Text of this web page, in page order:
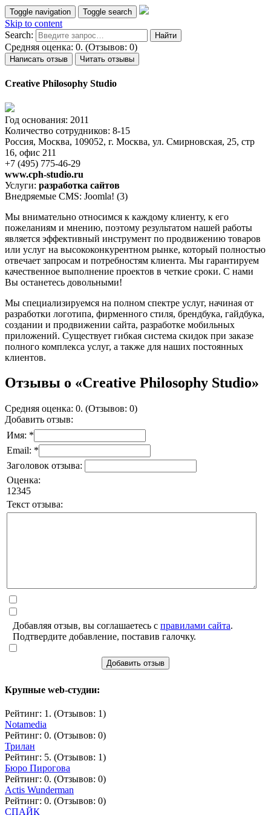
Toggle navigation Toggle search
Skip to content
Search:
Средняя оценка: 0. (Отзывов: 0)
Написать отзыв Читать отзывы
Creative Philosophy Studio
Год основания: 2011
Количество сотрудников: 8-15
Россия, Москва, 109052, г. Москва, ул. Смирновская, 25, стр
16, офис 211
+7 (495) 775-46-29
www.cph-studio.ru
Услуги: разработка сайтов
Внедряемые CMS: Joomla! (3)
Мы внимательно относимся к каждому клиенту, к его
пожеланиям и мнению, поэтому результатом нашей работы
является эффективный инструмент по продвижению товаров
или услуг на высококонкурентном рынке, который полностью
отвечает запросам и потребностям клиента. Мы гарантируем
качественное выполнение проектов в четкие сроки. С нами
Вы останетесь довольными!
Мы специализируемся на полном спектре услуг, начиная от
разработки логотипа, фирменного стиля, брендбука, гайдбука,
создании и продвижении сайта, разработке мобильных
приложений. Существует гибкая система скидок при заказе
полного комплекса услуг, а также для наших постоянных
клиентов.
Отзывы о «Creative Philosophy Studio»
Средняя оценка: 0. (Отзывов: 0)
Добавить отзыв:
Имя: *
Email: *
Заголовок отзыва:
Оценка:
1 2345
Текст отзыва:
Добавляя отзыв, вы соглашаетесь с правилами сайта.
Подтвердите добавление, поставив галочку.
Добавить отзыв
Крупные web-студии:
Рейтинг: 1. (Отзывов: 1)
Notamedia
Рейтинг: 0. (Отзывов: 0)
Трилан
Рейтинг: 5. (Отзывов: 1)
Бюро Пирогова
Рейтинг: 0. (Отзывов: 0)
Actis Wunderman
Рейтинг: 0. (Отзывов: 0)
СПАЙК